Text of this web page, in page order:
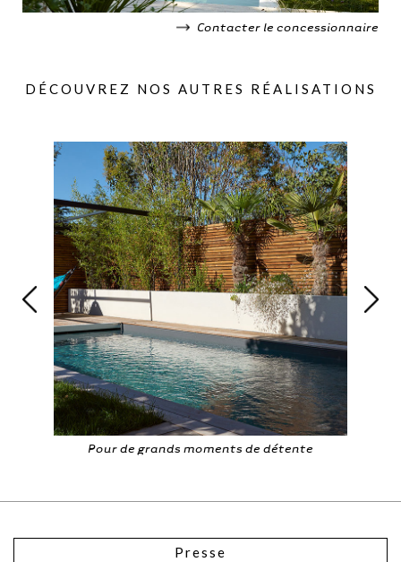
Contacter le concessionnaire
DÉCOUVREZ NOS AUTRES RÉALISATIONS
Pour de grands moments de détente
Presse